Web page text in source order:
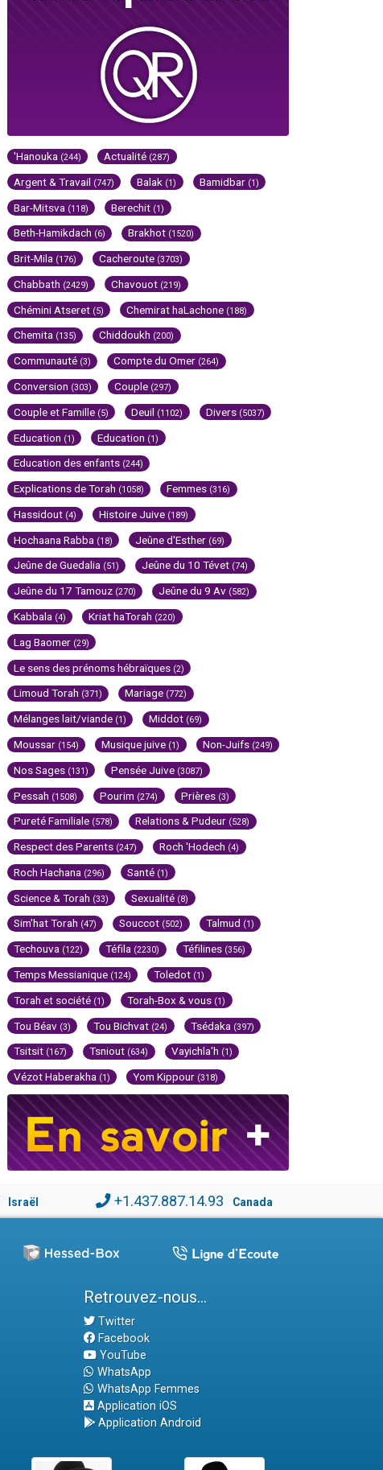
'Hanouka (244) Actualité (287)
Argent & Travail (747) Balak (1) Bamidbar (1)
Bar-Mitsva (118) Berechit (1)
Beth-Hamikdach (6) Brakhot (1520)
Brit-Mila (176) Cacheroute (3703)
Chabbath (2429) Chavouot (219)
Chémini Atseret (5) Chemirat haLachone (188)
Chemita (135) Chiddoukh (200)
Communauté (3) Compte du Omer (264)
Conversion (303) Couple (297)
Couple et Famille (5) Deuil (1102) Divers (5037)
Education (1) Education (1)
Education des enfants (244)
Explications de Torah (1058) Femmes (316)
Hassidout (4) Histoire Juive (189)
Hochaana Rabba (18) Jeûne d'Esther (69)
Jeûne de Guedalia (51) Jeûne du 10 Tévet (74)
Jeûne du 17 Tamouz (270) Jeûne du 9 Av (582)
Kabbala (4) Kriat haTorah (220)
Lag Baomer (29)
Le sens des prénoms hébraïques (2)
Limoud Torah (371) Mariage (772)
Mélanges lait/viande (1) Middot (69)
Moussar (154) Musique juive (1) Non-Juifs (249)
Nos Sages (131) Pensée Juive (3087)
Pessah (1508) Pourim (274) Prières (3)
Pureté Familiale (578) Relations & Pudeur (528)
Respect des Parents (247) Roch 'Hodech (4)
Roch Hachana (296) Santé (1)
Science & Torah (33) Sexualité (8)
Sim'hat Torah (47) Souccot (502) Talmud (1)
Techouva (122) Téfila (2230) Téfilines (356)
Temps Messianique (124) Toledot (1)
Torah et société (1) Torah-Box & vous (1)
Tou Béav (3) Tou Bichvat (24) Tsédaka (397)
Tsitsit (167) Tsniout (634) Vayichla'h (1)
Vézot Haberakha (1) Yom Kippour (318)
Israël +1.437.887.14.93 Canada
Retrouvez-nous...
Twitter
Facebook
YouTube
WhatsApp
WhatsApp Femmes
Application iOS
Application Android